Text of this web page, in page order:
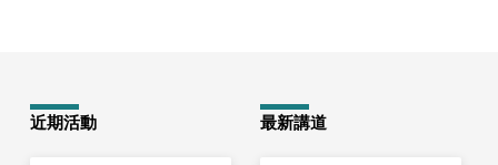
近期活動 最新講道